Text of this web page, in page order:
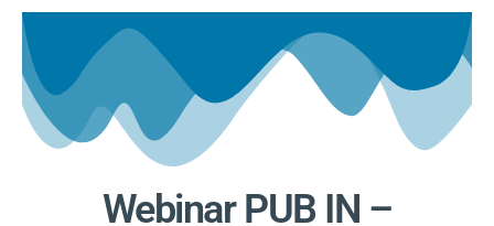
Webinar PUB IN –